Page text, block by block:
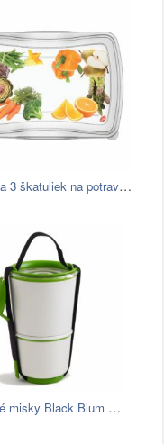
Súprava 3 škatuliek na potraviny Snips…
Desiatové misky Black Blum Lunch Pot,…